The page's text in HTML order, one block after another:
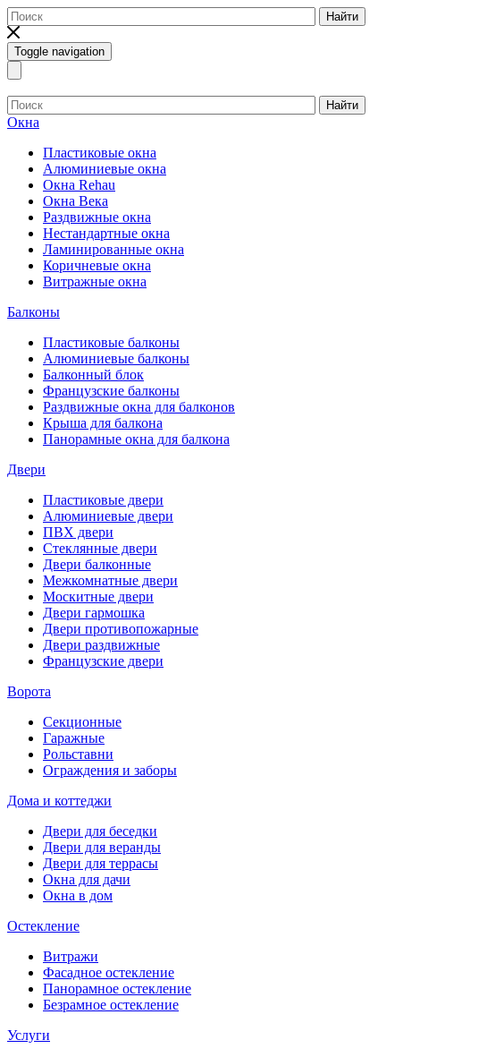
Найти
Toggle navigation
Найти
Окна
Пластиковые окна
Алюминиевые окна
Окна Rehau
Окна Века
Раздвижные окна
Нестандартные окна
Ламинированные окна
Коричневые окна
Витражные окна
Балконы
Пластиковые балконы
Алюминиевые балконы
Балконный блок
Французские балконы
Раздвижные окна для балконов
Крыша для балкона
Панорамные окна для балкона
Двери
Пластиковые двери
Алюминиевые двери
ПВХ двери
Стеклянные двери
Двери балконные
Межкомнатные двери
Москитные двери
Двери гармошка
Двери противопожарные
Двери раздвижные
Французские двери
Ворота
Секционные
Гаражные
Рольставни
Ограждения и заборы
Дома и коттеджи
Двери для беседки
Двери для веранды
Двери для террасы
Окна для дачи
Окна в дом
Остекление
Витражи
Фасадное остекление
Панорамное остекление
Безрамное остекление
Услуги